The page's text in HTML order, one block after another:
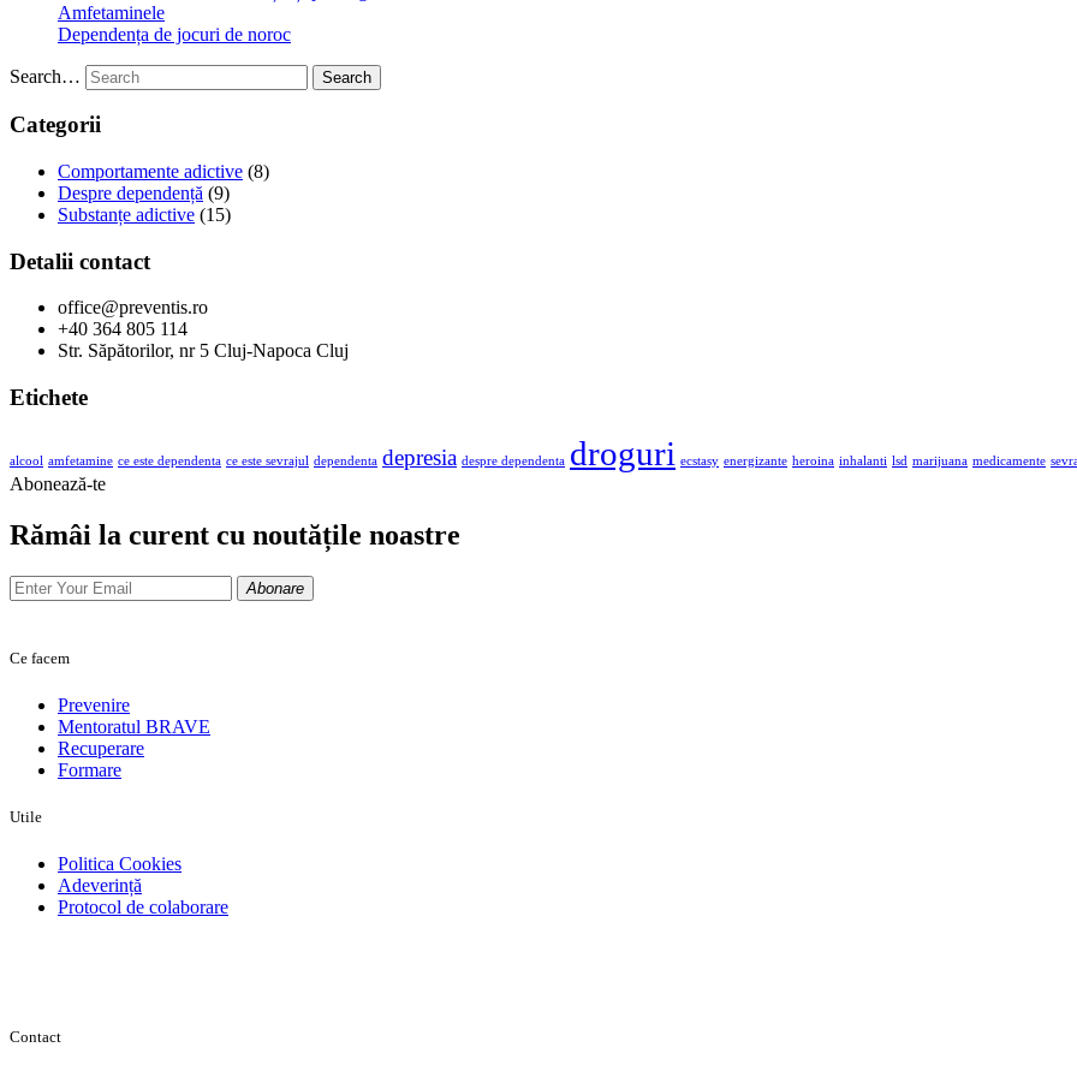
Amfetaminele
Dependența de jocuri de noroc
Search… Search
Categorii
Comportamente adictive (8)
Despre dependență (9)
Substanțe adictive (15)
Detalii contact
office@preventis.ro
+40 364 805 114
Str. Săpătorilor, nr 5 Cluj-Napoca Cluj
Etichete
alcool amfetamine ce este dependenta ce este sevrajul dependenta depresia despre dependenta droguri ecstasy energizante heroina inhalanti lsd marijuana medicamente
Abonează-te
Rămâi la curent cu noutățile noastre
Abonare
Ce facem
Prevenire
Mentoratul BRAVE
Recuperare
Formare
Utile
Politica Cookies
Adeverință
Protocol de colaborare
Contact